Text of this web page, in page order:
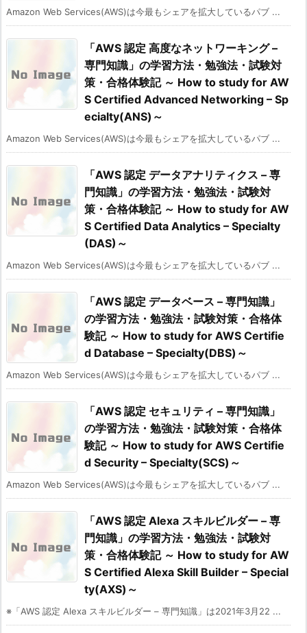
Amazon Web Services(AWS)は今最もシェアを拡大しているパブ ...
「AWS 認定 高度なネットワーキング –
専門知識」の学習方法・勉強法・試験対
策・合格体験記 ～ How to study for AW
S Certified Advanced Networking – Sp
ecialty(ANS)～
Amazon Web Services(AWS)は今最もシェアを拡大しているパブ ...
「AWS 認定 データアナリティクス – 専
門知識」の学習方法・勉強法・試験対
策・合格体験記 ～ How to study for AW
S Certified Data Analytics – Specialty
(DAS)～
Amazon Web Services(AWS)は今最もシェアを拡大しているパブ ...
「AWS 認定 データベース – 専門知識」
の学習方法・勉強法・試験対策・合格体
験記 ～ How to study for AWS Certifie
d Database – Specialty(DBS)～
Amazon Web Services(AWS)は今最もシェアを拡大しているパブ ...
「AWS 認定 セキュリティ – 専門知識」
の学習方法・勉強法・試験対策・合格体
験記 ～ How to study for AWS Certifie
d Security – Specialty(SCS)～
Amazon Web Services(AWS)は今最もシェアを拡大しているパブ ...
「AWS 認定 Alexa スキルビルダー – 専
門知識」の学習方法・勉強法・試験対
策・合格体験記 ～ How to study for AW
S Certified Alexa Skill Builder – Special
ty(AXS)～
※「AWS 認定 Alexa スキルビルダー – 専門知識」は2021年3月22 ...